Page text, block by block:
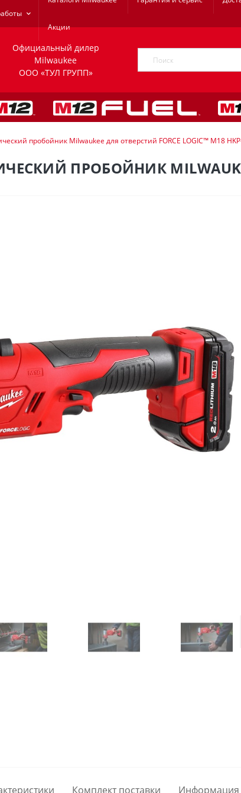
Акции
Официальный дилер
Milwaukee
ООО «ТУЛ ГРУПП»
пробойник Milwaukee для отверстий FORCE LOGIC™ M18
ПРОБОЙНИК
Комплект поставки Информация